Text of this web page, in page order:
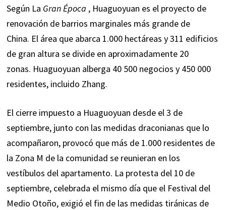
Según La Gran Época , Huaguoyuan es el proyecto de
renovación de barrios marginales más grande de
China. El área que abarca 1.000 hectáreas y 311 edificios
de gran altura se divide en aproximadamente 20
zonas. Huaguoyuan alberga 40 500 negocios y 450 000
residentes, incluido Zhang.
El cierre impuesto a Huaguoyuan desde el 3 de
septiembre, junto con las medidas draconianas que lo
acompañaron, provocó que más de 1.000 residentes de
la Zona M de la comunidad se reunieran en los
vestíbulos del apartamento. La protesta del 10 de
septiembre, celebrada el mismo día que el Festival del
Medio Otoño, exigió el fin de las medidas tiránicas de